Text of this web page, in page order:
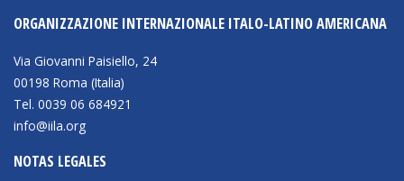
ORGANIZZAZIONE INTERNAZIONALE ITALO-LATINO AMERICANA
Via Giovanni Paisiello, 24
00198 Roma (Italia)
Tel. 0039 06 684921
info@iila.org
NOTAS LEGALES